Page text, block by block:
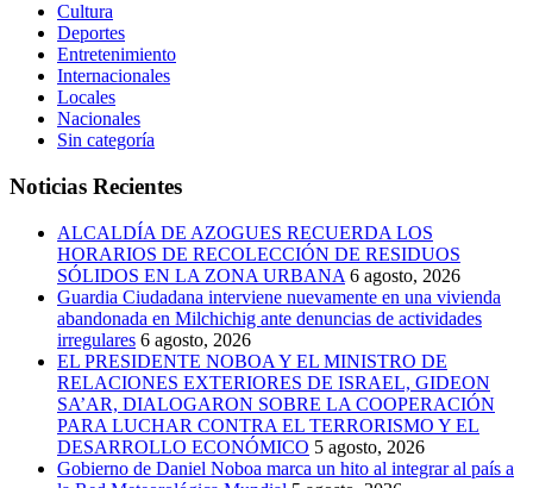
Cultura
Deportes
Entretenimiento
Internacionales
Locales
Nacionales
Sin categoría
Noticias Recientes
ALCALDÍA DE AZOGUES RECUERDA LOS
HORARIOS DE RECOLECCIÓN DE RESIDUOS
SÓLIDOS EN LA ZONA URBANA 6 agosto, 2026
Guardia Ciudadana interviene nuevamente en una vivienda
abandonada en Milchichig ante denuncias de actividades
irregulares 6 agosto, 2026
EL PRESIDENTE NOBOA Y EL MINISTRO DE
RELACIONES EXTERIORES DE ISRAEL, GIDEON
SA’AR, DIALOGARON SOBRE LA COOPERACIÓN
PARA LUCHAR CONTRA EL TERRORISMO Y EL
DESARROLLO ECONÓMICO 5 agosto, 2026
Gobierno de Daniel Noboa marca un hito al integrar al país a